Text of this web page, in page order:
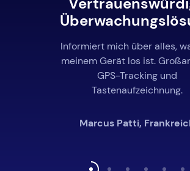
Informiert mich über alles,
meinem Gerät los ist.
GPS-Tracking und
Tastenaufzeichnung.
Marcus Patti,